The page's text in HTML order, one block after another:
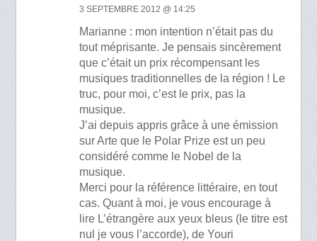
3 SEPTEMBRE 2012 @ 14:25
Marianne : mon intention n’était pas du
tout méprisante. Je pensais sincèrement
que c’était un prix récompensant les
musiques traditionnelles de la région ! Le
truc, pour moi, c’est le prix, pas la
musique.
J’ai depuis appris grâce à une émission
sur Arte que le Polar Prize est un peu
considéré comme le Nobel de la
musique.
Merci pour la référence littéraire, en tout
cas. Quant à moi, je vous encourage à
lire L’étrangère aux yeux bleus (le titre est
nul je vous l’accorde), de Youri